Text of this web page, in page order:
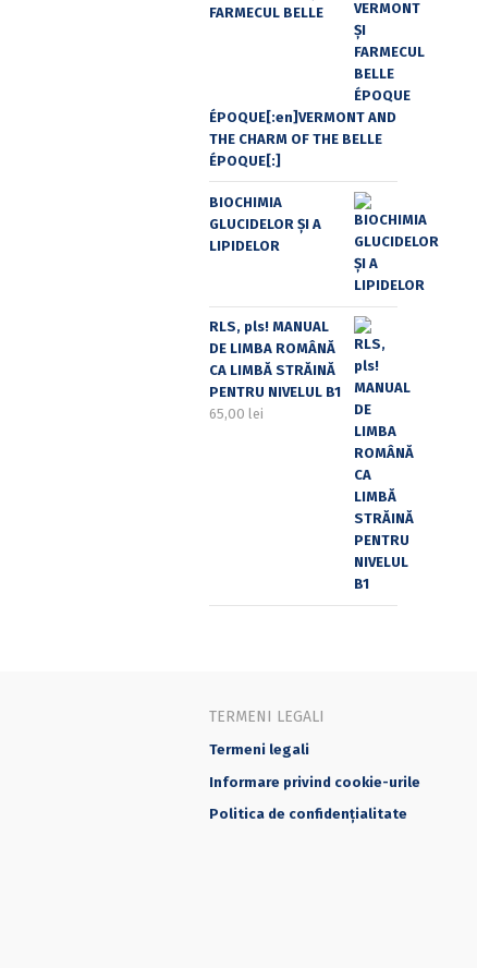
FARMECUL BELLE
ÉPOQUE[:en]VERMONT AND
THE CHARM OF THE BELLE
ÉPOQUE[:]
BIOCHIMIA
GLUCIDELOR ȘI A
LIPIDELOR
RLS, pls! MANUAL
DE LIMBA ROMÂNĂ
CA LIMBĂ STRĂINĂ
PENTRU NIVELUL B1
65,00 lei
TERMENI LEGALI
Termeni legali
Informare privind cookie-urile
Politica de confidențialitate